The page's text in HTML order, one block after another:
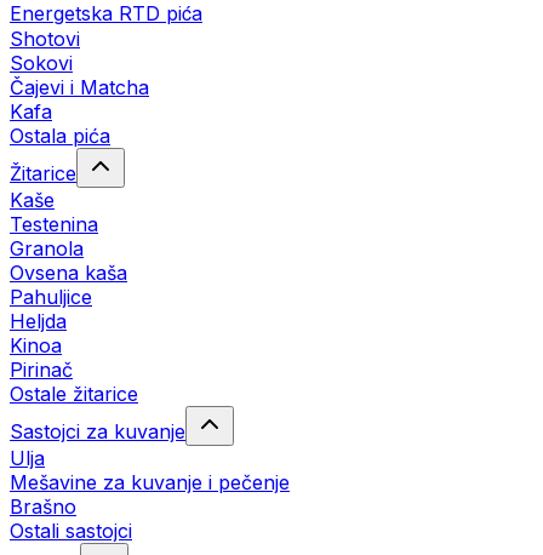
Energetska RTD pića
Shotovi
Sokovi
Čajevi i Matcha
Kafa
Ostala pića
Žitarice
Kaše
Testenina
Granola
Ovsena kaša
Pahuljice
Heljda
Kinoa
Pirinač
Ostale žitarice
Sastojci za kuvanje
Ulja
Mešavine za kuvanje i pečenje
Brašno
Ostali sastojci